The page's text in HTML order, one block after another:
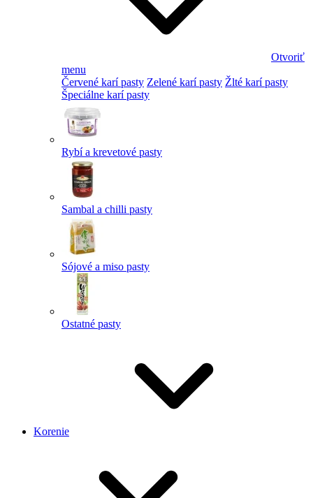
Otvoriť
menu
Červené karí pasty Zelené karí pasty Žlté karí pasty
Špeciálne karí pasty
Rybí a krevetové pasty
Sambal a chilli pasty
Sójové a miso pasty
Ostatné pasty
Korenie